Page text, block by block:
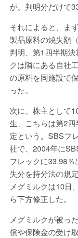
が、判明分だけで
それによると、ま
製品原料の焼失額
判明、第1四半期
クは隣にある自社
の原料を同施設で
った。
次に、株主として
生、こちらは第2
定という。SBSフ
社で、2004年に
フレックに33.98
失分を持分法の規
メグミルクは10日
ら下方修正した。
メグミルクが被っ
償や保険金の受け